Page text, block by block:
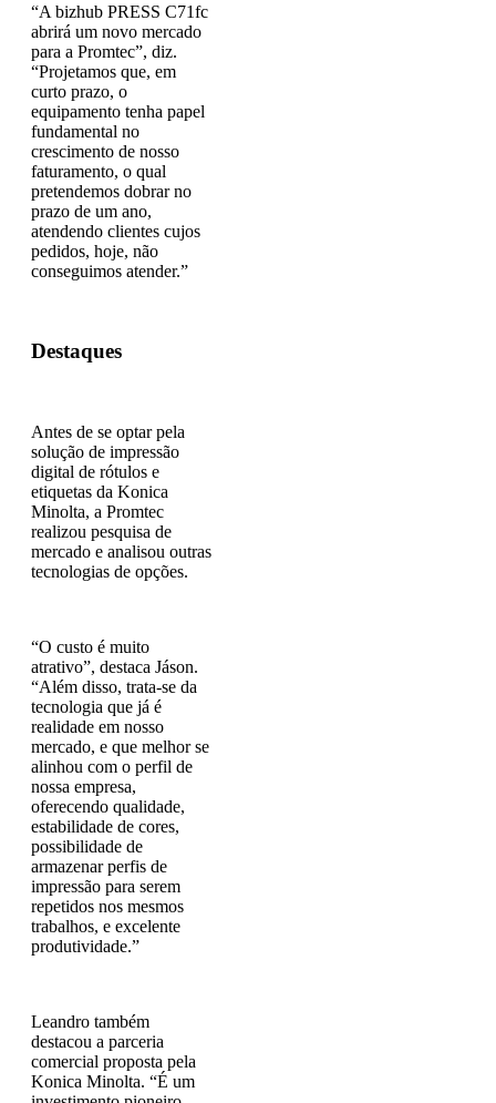
“A bizhub PRESS C71fc
abrirá um novo mercado
para a Promtec”, diz.
“Projetamos que, em
curto prazo, o
equipamento tenha papel
fundamental no
crescimento de nosso
faturamento, o qual
pretendemos dobrar no
prazo de um ano,
atendendo clientes cujos
pedidos, hoje, não
conseguimos atender.”
Destaques
Antes de se optar pela
solução de impressão
digital de rótulos e
etiquetas da Konica
Minolta, a Promtec
realizou pesquisa de
mercado e analisou outras
tecnologias de opções.
“O custo é muito
atrativo”, destaca Jáson.
“Além disso, trata-se da
tecnologia que já é
realidade em nosso
mercado, e que melhor se
alinhou com o perfil de
nossa empresa,
oferecendo qualidade,
estabilidade de cores,
possibilidade de
armazenar perfis de
impressão para serem
repetidos nos mesmos
trabalhos, e excelente
produtividade.”
Leandro também
destacou a parceria
comercial proposta pela
Konica Minolta. “É um